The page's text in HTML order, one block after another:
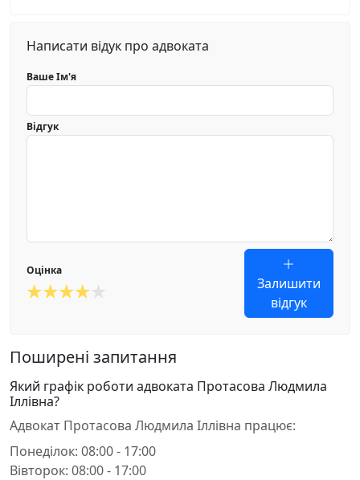
Написати відук про адвоката
Ваше Ім'я
Відгук
Оцінка
Залишити
відгук
Поширені запитання
Який графік роботи адвоката Протасова Людмила
Іллівна?
Адвокат Протасова Людмила Іллівна працює:
Понеділок: 08:00 - 17:00
Вівторок: 08:00 - 17:00